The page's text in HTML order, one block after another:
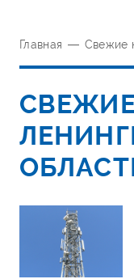
Главная — Свежие